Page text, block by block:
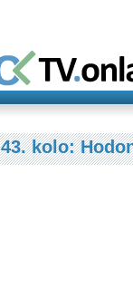
43. kolo: